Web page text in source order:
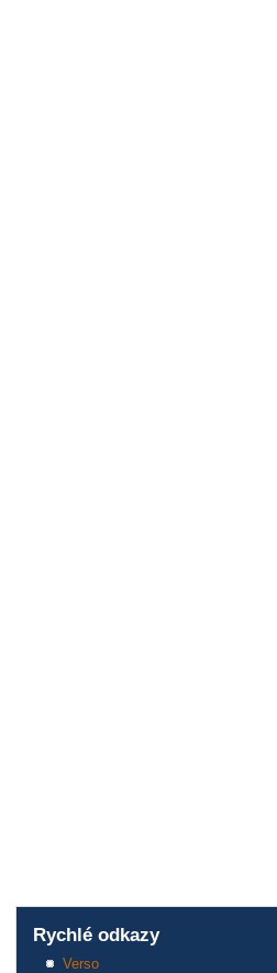
Rychlé odkazy
Verso